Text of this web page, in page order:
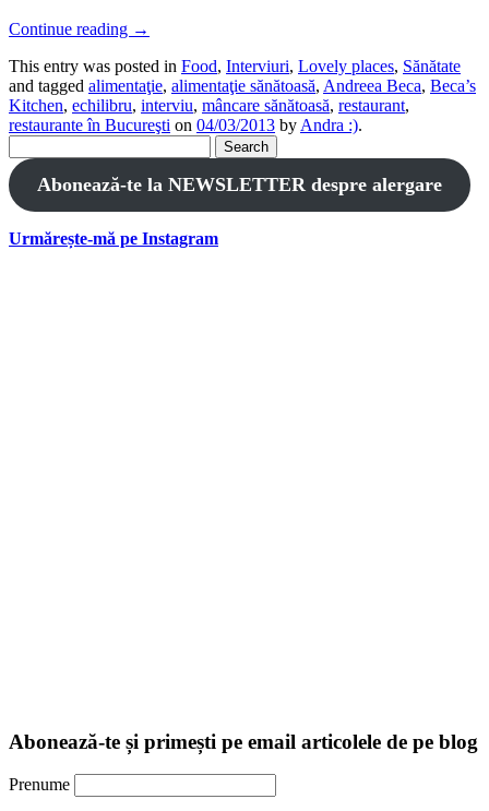
Continue reading →
This entry was posted in Food, Interviuri, Lovely places, Sănătate
and tagged alimentaţie, alimentaţie sănătoasă, Andreea Beca, Beca’s
Kitchen, echilibru, interviu, mâncare sănătoasă, restaurant,
restaurante în Bucureşti on 04/03/2013 by Andra :).
for:
Abonează-te la NEWSLETTER despre alergare
Urmărește-mă pe Instagram
Abonează-te și primești pe email articolele de pe blog
Prenume